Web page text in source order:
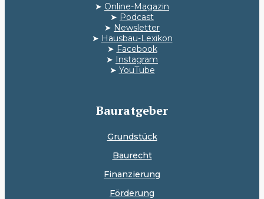
➤ Online-Magazin
➤ Podcast
➤ Newsletter
➤ Hausbau-Lexikon
➤ Facebook
➤ Instagram
➤ YouTube
Bauratgeber
Grundstück
Baurecht
Finanzierung
Förderung